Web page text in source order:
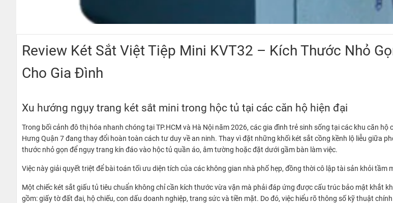
Review Két Sắt Việt Tiệp Mini KVT32 – Kích Thước Nhỏ
Cho Gia Đình
Xu hướng ngụy trang két sắt mini trong hộc tủ tại các căn hộ hiện đại
Trong bối cảnh đô thị hóa nhanh chóng tại TP.HCM và Hà Nội năm 2026, các gia đình trẻ sinh sống tại các khu căn
Hưng Quận 7 đang thay đổi hoàn toàn cách tư duy về an ninh. Thay vì đặt những khối két sắt cồng kềnh lộ liễu giữa
thước nhỏ gọn để ngụy trang kín đáo vào hộc tủ quần áo, âm tường hoặc đặt dưới gầm bàn làm việc.
Việc này giải quyết triệt để bài toán tối ưu diện tích của các không gian nhà phố hẹp, đồng thời cô lập tài sản khỏi tầm
Một chiếc két sắt giấu tủ tiêu chuẩn không chỉ cần kích thước vừa vặn mà phải đáp ứng được cấu trúc bảo mật khắt
gồm: giấy tờ đất đai, hộ chiếu, con dấu doanh nghiệp, trang sức và tiền mặt. Do đó, việc hiểu rõ thông số kỹ thuật